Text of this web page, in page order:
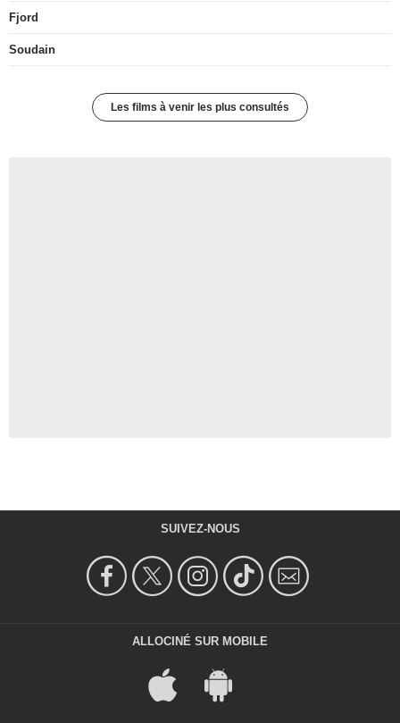
Fjord
Soudain
Les films à venir les plus consultés
SUIVEZ-NOUS
ALLOCINÉ SUR MOBILE